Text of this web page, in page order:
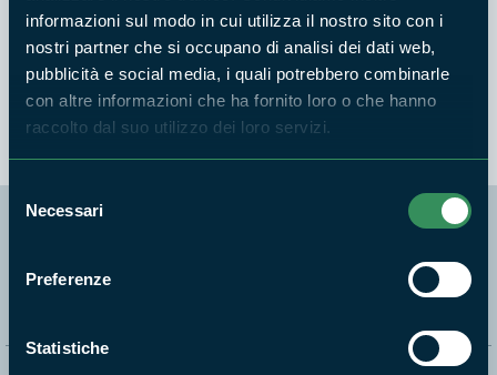
informazioni sul modo in cui utilizza il nostro sito con i
nostri partner che si occupano di analisi dei dati web,
pubblicità e social media, i quali potrebbero combinarle
con altre informazioni che ha fornito loro o che hanno
raccolto dal suo utilizzo dei loro servizi.
Selezione
delNecessari
Preferenze
Statistiche
partecipano attivamente al
progetto "Ossigeno" curato dal
Parco Monti Ausoni